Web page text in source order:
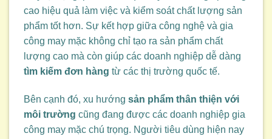
cao hiệu quả làm việc và kiểm soát chất lượng sản
phẩm tốt hơn. Sự kết hợp giữa công nghệ và gia
công may mặc không chỉ tạo ra sản phẩm chất
lượng cao mà còn giúp các doanh nghiệp dễ dàng
tìm kiếm đơn hàng từ các thị trường quốc tế.
Bên cạnh đó, xu hướng sản phẩm thân thiện với
môi trường cũng đang được các doanh nghiệp gia
công may mặc chú trọng. Người tiêu dùng hiện nay